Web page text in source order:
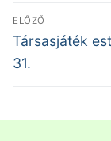
Bejegyzés
navigáció
ELŐZŐ
Előző
bejegyzés:
Társasjáték
31.